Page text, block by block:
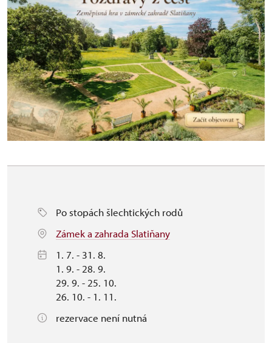
Po stopách šlechtických rodů
Zámek a zahrada Slatiňany
1. 7. - 31. 8.
1. 9. - 28. 9.
29. 9. - 25. 10.
26. 10. - 1. 11.
rezervace není nutná